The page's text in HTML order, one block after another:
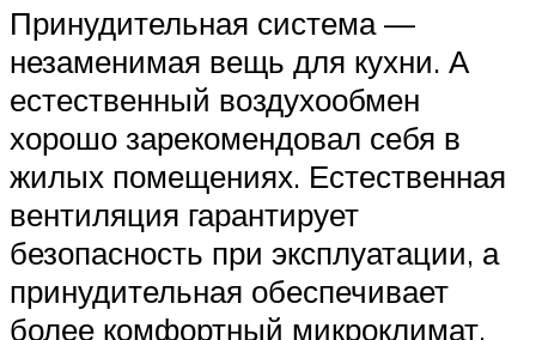
Принудительная система —
незаменимая вещь для кухни. А
естественный воздухообмен
хорошо зарекомендовал себя в
жилых помещениях. Естественная
вентиляция гарантирует
безопасность при эксплуатации, а
принудительная обеспечивает
более комфортный микроклимат.